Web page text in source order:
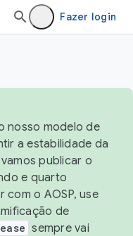
Fazer login
nosso modelo de
a estabilidade da
publicar o
e quarto
o AOSP, use
de
sempre vai